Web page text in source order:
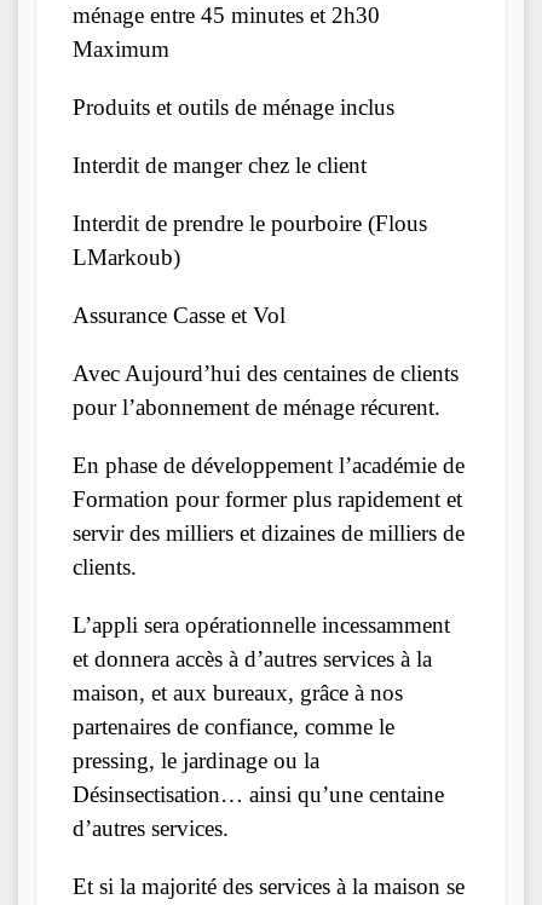
ménage entre 45 minutes et 2h30
Maximum
Produits et outils de ménage inclus
Interdit de manger chez le client
Interdit de prendre le pourboire (Flous
LMarkoub)
Assurance Casse et Vol
Avec Aujourd’hui des centaines de clients
pour l’abonnement de ménage récurent.
En phase de développement l’académie de
Formation pour former plus rapidement et
servir des milliers et dizaines de milliers de
clients.
L’appli sera opérationnelle incessamment
et donnera accès à d’autres services à la
maison, et aux bureaux, grâce à nos
partenaires de confiance, comme le
pressing, le jardinage ou la
Désinsectisation… ainsi qu’une centaine
d’autres services.
Et si la majorité des services à la maison se